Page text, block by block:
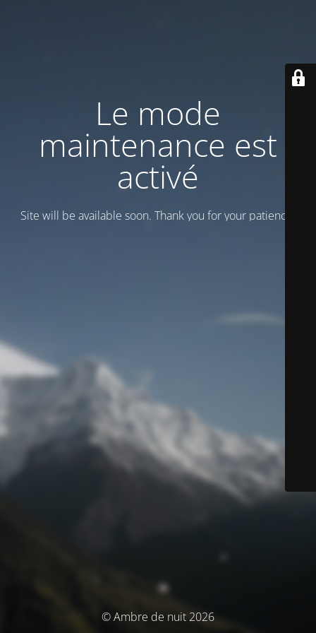
Le mode
maintenance est
activé
Site will be available soon. Thank you for your patience!
© Ambre de nuit 2026